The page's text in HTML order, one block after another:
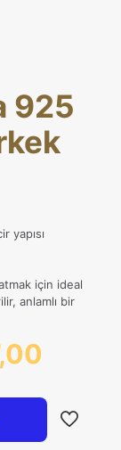
925
yapısı
için ideal
anlamlı bir
fiyat: